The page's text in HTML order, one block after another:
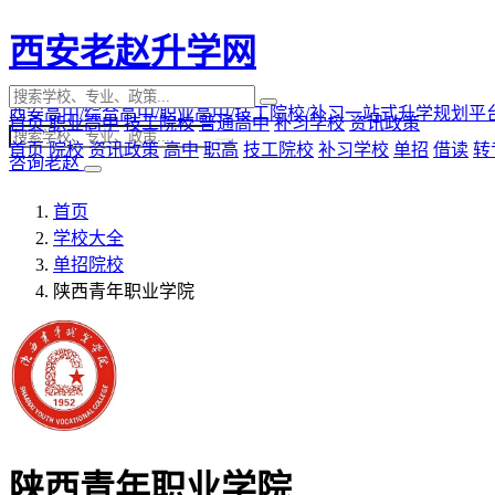
西安老赵升学网
西安高中/综合高中/职业高中/技工院校/补习一站式升学规划平
咨询老赵
首页 职业高中 技工院校 普通高中 补习学校 资讯政策
首页 院校 资讯政策 高中 职高 技工院校 补习学校 单招 借读 转
首页
学校大全
单招院校
陕西青年职业学院